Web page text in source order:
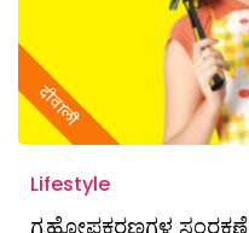
दीवाली
Lifestyle
ಗೃಹೋಪಕರಣಗಳ ಸಂರಕ್ಷಣೆ